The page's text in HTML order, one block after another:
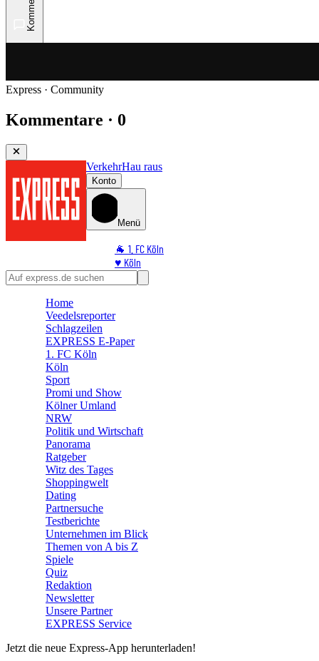
Express · Community
Kommentare · 0
VerkehrHau raus
Konto
Menü
🐐 1. FC Köln
♥️ Köln
⭐ Promi
🛒 Shoppingwelt
Home
Veedelsreporter
Schlagzeilen
EXPRESS E-Paper
1. FC Köln
Köln
Sport
Promi und Show
Kölner Umland
NRW
Politik und Wirtschaft
Panorama
Ratgeber
Witz des Tages
Shoppingwelt
Dating
Partnersuche
Testberichte
Unternehmen im Blick
Themen von A bis Z
Spiele
Quiz
Redaktion
Newsletter
Unsere Partner
EXPRESS Service
Jetzt die neue Express-App herunterladen!